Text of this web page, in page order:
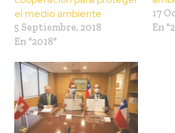
el medio ambiente
5 Septiembre, 2018
En "2018"
17
En